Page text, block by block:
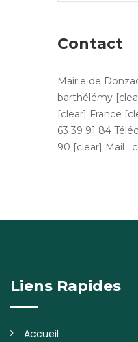
Contact
Mairie de
barthélémy
[clear] France
63 39 91 84
90 [clear] Mail :
Liens Rapides
Accueil